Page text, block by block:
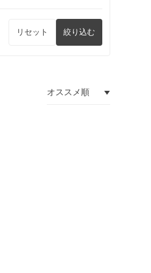
リセット 絞り込む